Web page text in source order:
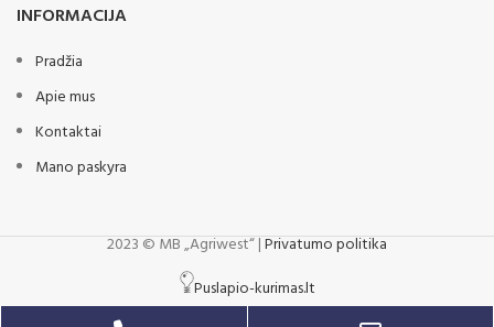
INFORMACIJA
Pradžia
Apie mus
Kontaktai
Mano paskyra
2023 © MB „Agriwest“ |Privatumo politika
Puslapio-kurimas.lt